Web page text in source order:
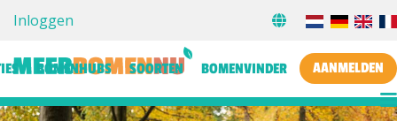
Inloggen
BOMENHUBS SOORTEN BOMENVINDER AANMELDEN